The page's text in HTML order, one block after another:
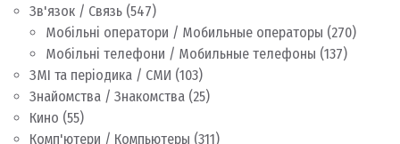
Зв'язок / Связь (547)
Мобільні оператори / Мобильные операторы (270)
Мобільні телефони / Мобильные телефоны (137)
ЗМІ та періодика / СМИ (103)
Знайомства / Знакомства (25)
Кино (55)
Комп'ютери / Компьютеры (311)